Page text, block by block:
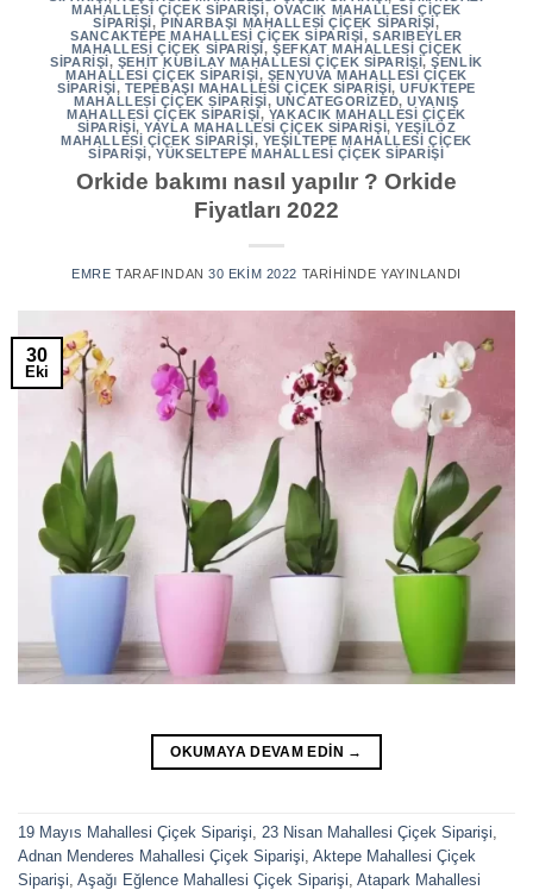
MAHALLESI ÇIÇEK SIPARIŞI, OVACIK MAHALLESI ÇIÇEK
SIPARIŞI, PINARBAŞI MAHALLESI ÇIÇEK SIPARIŞI,
SANCAKTEPE MAHALLESI ÇIÇEK SIPARIŞI,SARIBEYLER
MAHALLESI ÇIÇEK SIPARIŞI,ŞEFKAT MAHALLESI ÇIÇEK
SIPARIŞI, ŞEHIT KUBILAY MAHALLESI ÇIÇEK SIPARIŞI,ŞENLIK
MAHALLESI ÇIÇEK SIPARIŞI, ŞENYUVA MAHALLESI ÇIÇEK
SIPARIŞI, TEPEBAŞI MAHALLESI ÇIÇEK SIPARIŞI,UFUKTEPE
MAHALLESI ÇIÇEK SIPARIŞI, UNCATEGORIZED,UYANIŞ
MAHALLESI ÇIÇEK SIPARIŞI, YAKACIK MAHALLESI ÇIÇEK
SIPARIŞI,YAYLA MAHALLESI ÇIÇEK SIPARIŞI,YEŞILÖZ
MAHALLESI ÇIÇEK SIPARIŞI, YEŞILTEPE MAHALLESI ÇIÇEK
SIPARIŞI, YÜKSELTEPE MAHALLESI ÇIÇEK SIPARIŞI
Orkide bakımı nasıl yapılır ? Orkide
Fiyatları 2022
EMRE TARAFINDAN 30 EKIM 2022 TARIHINDE YAYINLANDI
30
Eki
OKUMAYA DEVAM EDIN →
19 Mayıs Mahallesi Çiçek Siparişi 23 Nisan Mahallesi Çiçek Siparişi
Adnan Menderes Mahallesi Çiçek Siparişi Aktepe Mahallesi Çiçek
Siparişi Aşağı Eğlence Mahallesi Çiçek Siparişi Atapark Mahallesi